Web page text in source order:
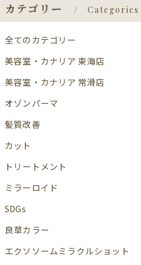
カテゴリー Categories
全てのカテゴリー
美容室・カナリア 東海店
美容室・カナリア 常滑店
オゾンパーマ
髪質改善
カット
トリートメント
ミラーロイド
SDGs
良草カラー
エクソソームミラクルショット